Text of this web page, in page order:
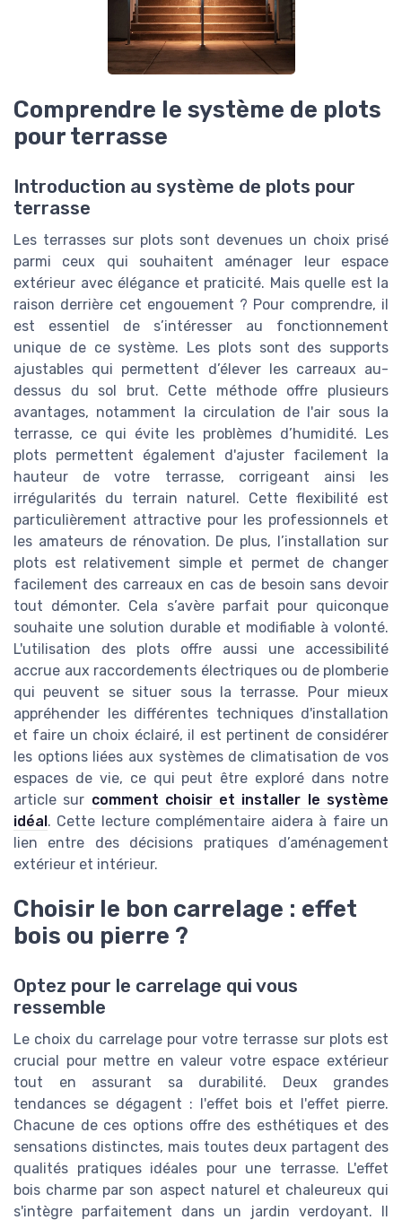
Comprendre le système de plots
pour terrasse
Introduction au système de plots pour
terrasse
Les terrasses sur plots sont devenues un choix prisé
parmi ceux qui souhaitent aménager leur espace
extérieur avec élégance et praticité. Mais quelle est la
raison derrière cet engouement ? Pour comprendre, il
est essentiel de s’intéresser au fonctionnement
unique de ce système. Les plots sont des supports
ajustables qui permettent d’élever les carreaux au-
dessus du sol brut. Cette méthode offre plusieurs
avantages, notamment la circulation de l'air sous la
terrasse, ce qui évite les problèmes d’humidité. Les
plots permettent également d'ajuster facilement la
hauteur de votre terrasse, corrigeant ainsi les
irrégularités du terrain naturel. Cette flexibilité est
particulièrement attractive pour les professionnels et
les amateurs de rénovation. De plus, l’installation sur
plots est relativement simple et permet de changer
facilement des carreaux en cas de besoin sans devoir
tout démonter. Cela s’avère parfait pour quiconque
souhaite une solution durable et modifiable à volonté.
L'utilisation des plots offre aussi une accessibilité
accrue aux raccordements électriques ou de plomberie
qui peuvent se situer sous la terrasse. Pour mieux
appréhender les différentes techniques d'installation
et faire un choix éclairé, il est pertinent de considérer
les options liées aux systèmes de climatisation de vos
espaces de vie, ce qui peut être exploré dans notre
article sur comment choisir et installer le système
idéal. Cette lecture complémentaire aidera à faire un
lien entre des décisions pratiques d’aménagement
extérieur et intérieur.
Choisir le bon carrelage : effet
bois ou pierre ?
Optez pour le carrelage qui vous
ressemble
Le choix du carrelage pour votre terrasse sur plots est
crucial pour mettre en valeur votre espace extérieur
tout en assurant sa durabilité. Deux grandes
tendances se dégagent : l'effet bois et l'effet pierre.
Chacune de ces options offre des esthétiques et des
sensations distinctes, mais toutes deux partagent des
qualités pratiques idéales pour une terrasse. L'effet
bois charme par son aspect naturel et chaleureux qui
s'intègre parfaitement dans un jardin verdoyant. Il